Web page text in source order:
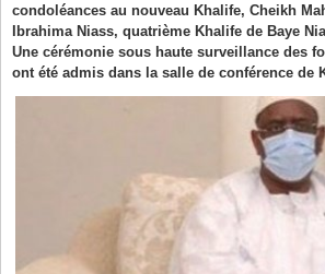
condoléances au nouveau Khalife, Cheikh
Ibrahima Niass, quatrième Khalife de Baye
Une cérémonie sous haute surveillance des
ont été admis dans la salle de conférence de